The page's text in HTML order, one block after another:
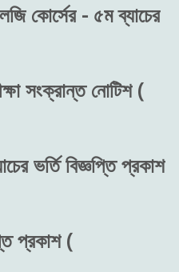
কোর্সের - ৫ম ব্যাচের
সংক্রান্ত নোটিশ (
ভর্তি বিজ্ঞপ্তি প্রকাশ
প্রকাশ (